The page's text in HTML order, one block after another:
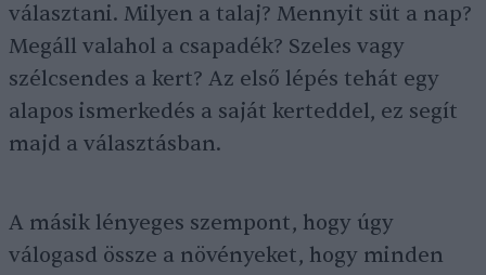
választani. Milyen a talaj? Mennyit süt a nap?
Megáll valahol a csapadék? Szeles vagy
szélcsendes a kert? Az első lépés tehát egy
alapos ismerkedés a saját kerteddel, ez segít
majd a választásban.
A másik lényeges szempont, hogy úgy
válogasd össze a növényeket, hogy minden